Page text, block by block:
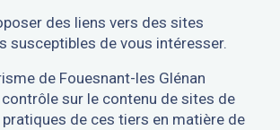
des liens vers des sites
susceptibles de vous intéresser.
de Fouesnant-les Glénan
contrôle sur le contenu de sites de
de ces tiers en matière de